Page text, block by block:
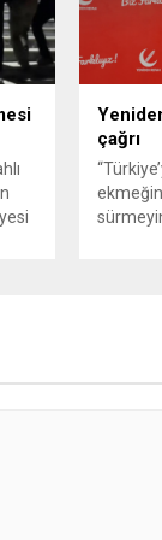
karşılık
çağrı
önce